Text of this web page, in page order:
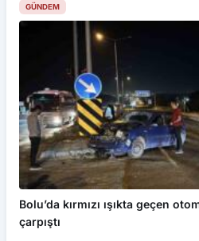
GÜNDEM
Bolu’da kırmızı ışıkta geçen
çarpıştı